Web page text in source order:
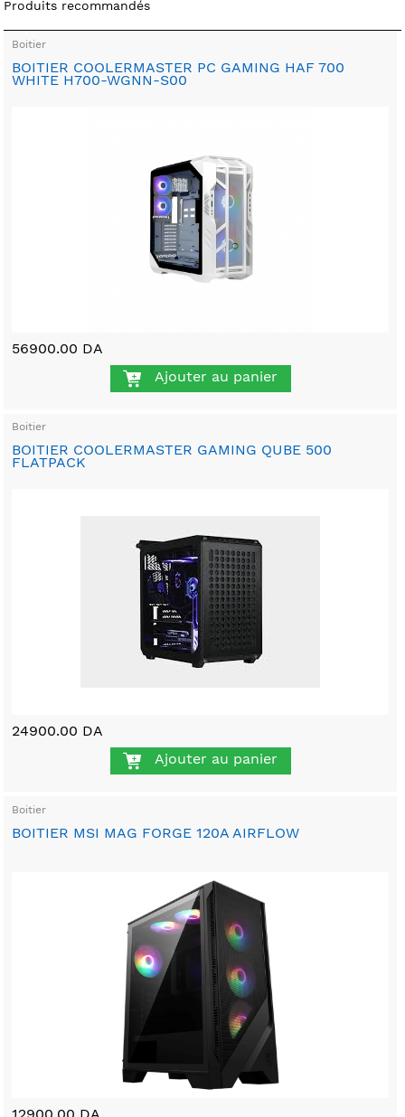
Produits recommandés
Boitier
BOITIER COOLERMASTER PC GAMING HAF 700
WHITE H700-WGNN-S00
56900.00 DA
Ajouter au panier
Boitier
BOITIER COOLERMASTER GAMING QUBE 500
FLATPACK
24900.00 DA
Ajouter au panier
Boitier
BOITIER MSI MAG FORGE 120A AIRFLOW